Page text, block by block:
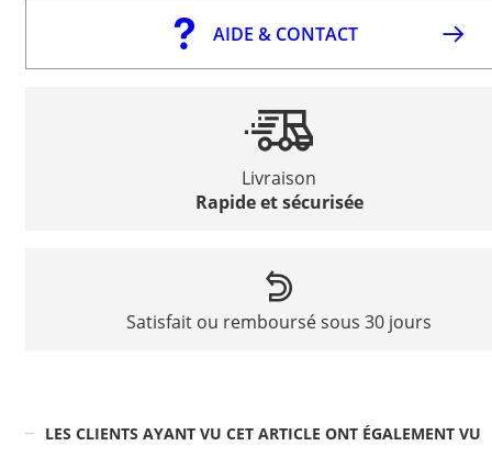
AIDE & CONTACT
Livraison
Rapide et sécurisée
Satisfait ou remboursé sous 30 jours
LES CLIENTS AYANT VU CET ARTICLE ONT ÉGALEMENT VU